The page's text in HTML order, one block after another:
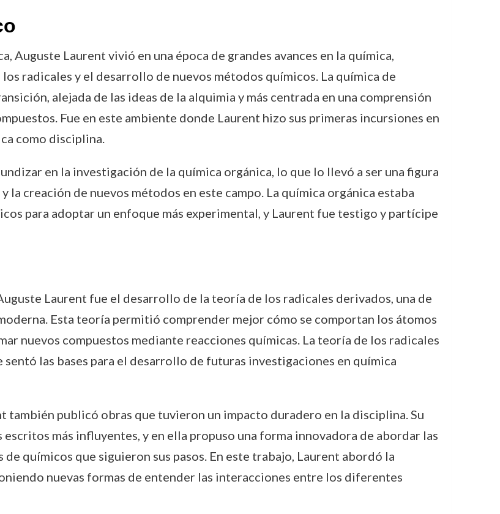
Auguste Laurent vivió en una época de grandes avances en la química,
radicales y el desarrollo de nuevos métodos químicos. La química de
alejada de las ideas de la alquimia y más centrada en una comprensión
Fue en este ambiente donde Laurent hizo sus primeras incursiones en
como disciplina.
en la investigación de la química orgánica, lo que lo llevó a ser una figura
creación de nuevos métodos en este campo. La química orgánica estaba
para adoptar un enfoque más experimental, y Laurent fue testigo y partícipe
Laurent fue el desarrollo de la teoría de los radicales derivados, una de
Esta teoría permitió comprender mejor cómo se comportan los átomos
nuevos compuestos mediante reacciones químicas. La teoría de los radicales
las bases para el desarrollo de futuras investigaciones en química
también publicó obras que tuvieron un impacto duradero en la disciplina. Su
escritos más influyentes, y en ella propuso una forma innovadora de abordar las
químicos que siguieron sus pasos. En este trabajo, Laurent abordó la
nuevas formas de entender las interacciones entre los diferentes